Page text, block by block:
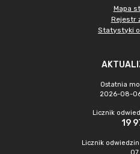
Mapa
Rejestr
Statystyki
Ostatnia
2026-08-06
Licznik
19
Licznik